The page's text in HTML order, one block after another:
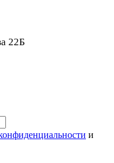
22Б
и